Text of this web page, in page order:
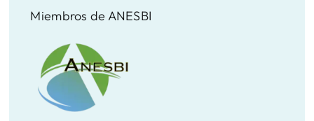
Miembros de ANESBI